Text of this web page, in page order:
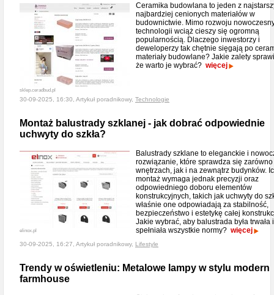
sklep.ceradbud.pl
Ceramika budowlana to jeden z
najbardziej cenionych materiałów w
budownictwie. Mimo rozwoju
technologii wciąż cieszy się ogromną
popularnością. Dlaczego inwestorzy i
deweloperzy tak chętnie sięgają po
materiały budowlane? Jakie zalety
że warto je wybrać? więcej
30-09-2025, 16:30, Artykuł poradnikowy, Technologie
Montaż balustrady szklanej - jak dobrać odpowiednie
uchwyty do szkła?
elinox.pl
Balustrady szklane to eleganckie i
rozwiązanie, które sprawdza się
wnętrzach, jak i na zewnątrz budynków.
montaż wymaga jednak precyzji oraz
odpowiedniego doboru elementów
konstrukcyjnych, takich jak uchwyty do
właśnie one odpowiadają za stabilność,
bezpieczeństwo i estetykę całej
Jakie wybrać, aby balustrada była trwała i
spełniała wszystkie normy? więcej
30-09-2025, 16:27, Artykuł poradnikowy, Lifestyle
Trendy w oświetleniu: Metalowe lampy w stylu modern
farmhouse